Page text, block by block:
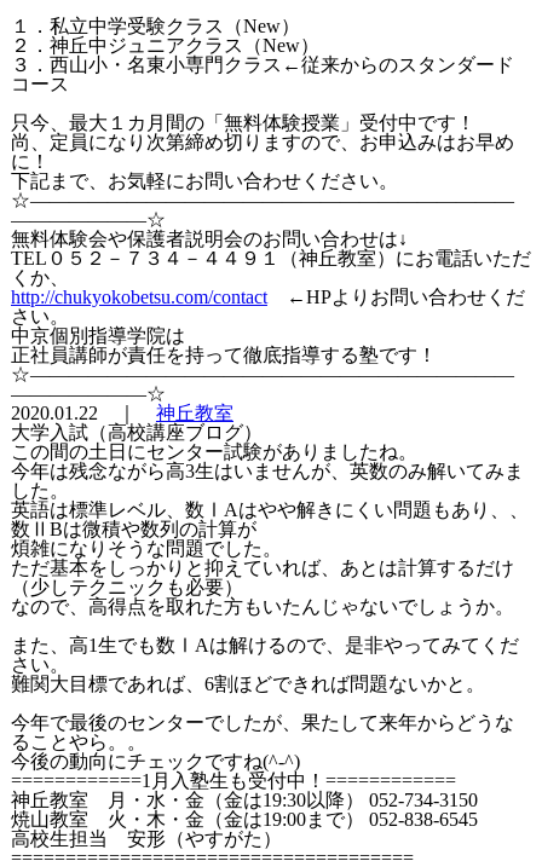
１．私立中学受験クラス（New）
２．神丘中ジュニアクラス（New）
３．西山小・名東小専門クラス←従来からのスタンダード
コース
只今、最大１カ月間の「無料体験授業」受付中です！
尚、定員になり次第締め切りますので、お申込みはお早め
に！
下記まで、お気軽にお問い合わせください。
☆―――――――――――――――――――――――――
―――――――☆
無料体験会や保護者説明会のお問い合わせは↓
TEL０５２－７３４－４４９１（神丘教室）にお電話いただ
くか、
http://chukyokobetsu.com/contact←HPよりお問い合わせくだ
さい。
中京個別指導学院は
正社員講師が責任を持って徹底指導する塾です！
☆―――――――――――――――――――――――――
―――――――☆
2020.01.22 ｜ 神丘教室
大学入試（高校講座ブログ）
この間の土日にセンター試験がありましたね。
今年は残念ながら高3生はいませんが、英数のみ解いてみま
した。
英語は標準レベル、数ⅠAはやや解きにくい問題もあり、、
数ⅡBは微積や数列の計算が
煩雑になりそうな問題でした。
ただ基本をしっかりと抑えていれば、あとは計算するだけ
（少しテクニックも必要）
なので、高得点を取れた方もいたんじゃないでしょうか。
また、高1生でも数ⅠAは解けるので、是非やってみてくだ
さい。
難関大目標であれば、6割ほどできれば問題ないかと。
今年で最後のセンターでしたが、果たして来年からどうな
ることやら。。
今後の動向にチェックですね(^-^)
============1月入塾生も受付中！============
神丘教室 月・水・金（金は19:30以降） 052-734-3150
焼山教室 火・木・金（金は19:00まで） 052-838-6545
高校生担当 安形（やすがた）